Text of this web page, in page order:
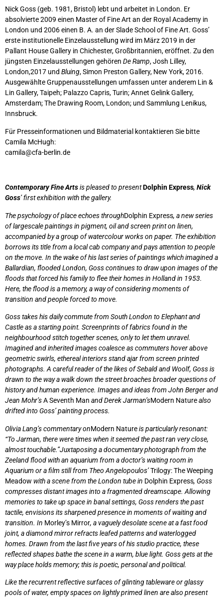
Nick Goss (geb. 1981, Bristol) lebt und arbeitet in London. Er
absolvierte 2009 einen Master of Fine Art an der Royal Academy in
London und 2006 einen B. A. an der Slade School of Fine Art. Goss’
erste institutionelle Einzelausstellung wird im März 2019 in der
Pallant House Gallery in Chichester, Großbritannien, eröffnet. Zu den
jüngsten Einzelausstellungen gehören De Ramp, Josh Lilley,
London,2017 und Bluing, Simon Preston Gallery, New York, 2016.
Ausgewählte Gruppenausstellungen umfassen unter anderem Lin &
Lin Gallery, Taipeh; Palazzo Capris, Turin; Annet Gelink Gallery,
Amsterdam; The Drawing Room, London; und Sammlung Lenikus,
Innsbruck.
Für Presseinformationen und Bildmaterial kontaktieren Sie bitte
Camila McHugh:
camila@cfa-berlin.de
Contemporary Fine Artsis pleased to presentDolphin Express, Nick
Goss’ first exhibition with the gallery.
The psychology of place echoes throughDolphin Express, a new series
of largescale paintings in pigment, oil and screen print on linen,
accompanied by a group of watercolour works on paper. The exhibition
borrows its title from a local cab company and pays attention to people
on the move. In the wake of his last series of paintings which imagined a
Ballardian, flooded London, Goss continues to draw upon images of the
floods that forced his family to flee their homes in Holland in 1953.
Here, the flood is a memory, a way of considering moments of
transition and people forced to move.
Goss takes his daily commute from South London to Elephant and
Castle as a starting point. Screenprints of fabrics found in the
neighbourhood stitch together scenes, only to let them unravel.
Imagined and inherited images coalesce as commuters hover above
geometric swirls, ethereal interiors stand ajar from screen printed
photographs. A careful reader of the likes of Sebald and Woolf, Goss is
drawn to the way a walk down the street broaches broader questions of
history and human experience. Images and ideas from John Berger and
Jean Mohr’sA Seventh Man and Derek Jarman’sModern Naturealso
drifted into Goss’ painting process.
Olivia Lang’s commentary onModern Natureis particularly resonant:
“To Jarman, there were times when it seemed the past ran very close,
almost touchable.”Juxtaposing a documentary photograph from the
Zeeland flood with an aquarium from a doctor’s waiting room in
Aquarium or a film still from Theo Angelopoulos’Trilogy: The Weeping
Meadow with a scene from the London tube in Dolphin Express, Goss
compresses distant images into a fragmented dreamscape. Allowing
memories to take up space in banal settings, Goss renders the past
tactile, envisions its sharpened presence in moments of waiting and
transition. In Morley’s Mirror, a vaguely desolate scene at a fast food
joint, a diamond mirror refracts leafed patterns and waterlogged
homes. Drawn from the last five years of his studio practice, these
reflected shapes bathe the scene in a warm, blue light. Goss gets at the
way place holds memory; this is poetic, personal and political.
Like the recurrent reflective surfaces of glinting tableware or glassy
pools of water, empty spaces on lightly primed linen are also present